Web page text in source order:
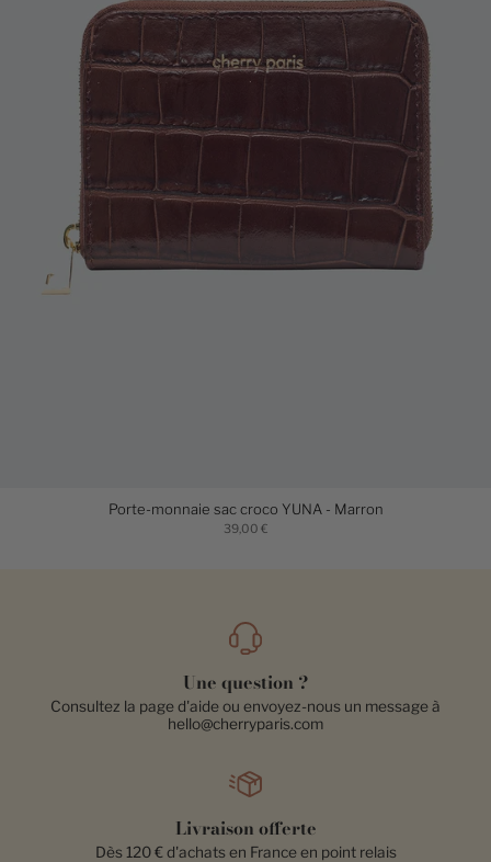
Porte-monnaie sac croco YUNA - Marron
39,00 €
Une question ?
Consultez la page d'aide ou envoyez-nous un message à
hello@cherryparis.com
Livraison offerte
Dès 120 € d'achats en France en point relais